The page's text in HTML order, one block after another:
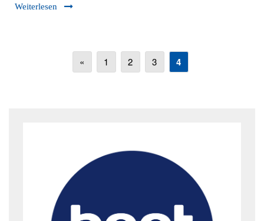
Weiterlesen
« 1 2 3 4